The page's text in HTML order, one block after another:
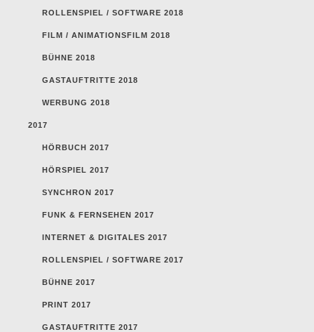
ROLLENSPIEL / SOFTWARE 2018
FILM / ANIMATIONSFILM 2018
BÜHNE 2018
GASTAUFTRITTE 2018
WERBUNG 2018
2017
HÖRBUCH 2017
HÖRSPIEL 2017
SYNCHRON 2017
FUNK & FERNSEHEN 2017
INTERNET & DIGITALES 2017
ROLLENSPIEL / SOFTWARE 2017
BÜHNE 2017
PRINT 2017
GASTAUFTRITTE 2017